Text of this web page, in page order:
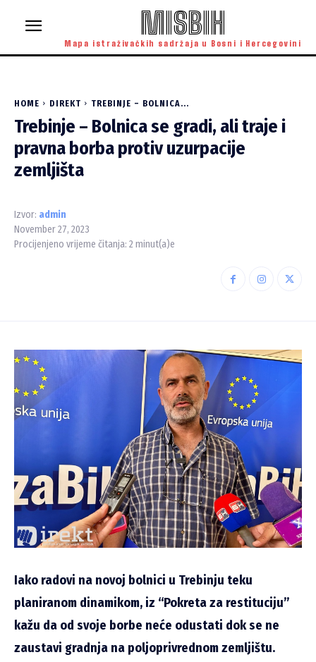
MISBIH
Mapa istraživačkih sadržaja u Bosni i Hercegovini
HOME DIREKT TREBINJE – BOLNICA...
Trebinje – Bolnica se gradi, ali traje i
pravna borba protiv uzurpacije
zemljišta
Izvor: admin
November 27, 2023
Procijenjeno vrijeme čitanja: 2 minut(a)e
Iako radovi na novoj bolnici u Trebinju teku
planiranom dinamikom, iz “Pokreta za restituciju”
kažu da od svoje borbe neće odustati dok se ne
zaustavi gradnja na poljoprivrednom zemljištu.